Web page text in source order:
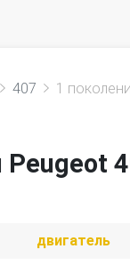
407 1
Peugeot
двигатель